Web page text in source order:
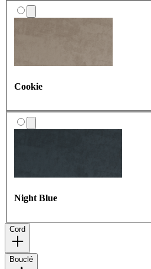
Cookie
Night Blue
Cord
Bouclé